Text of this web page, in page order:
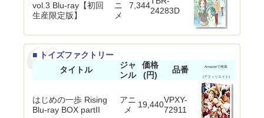
vol.3 Blu-ray【初回
生産限定版】
ニ
メ
7,344
24283D
■ トイズファクトリー
タイトル
ジャ
ンル
価格
(円)
品番 Amazonで検索
(アフィリエイト)
はじめの一歩 Rising
Blu-ray BOX partII
アニ
メ
19,440VPXY-
72911